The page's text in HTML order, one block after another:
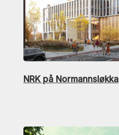
NRK på Normannsløkka